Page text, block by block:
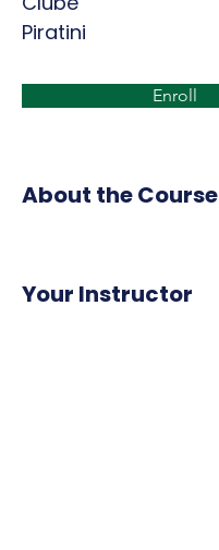
Piratini
Enroll
About the Course
Your Instructor